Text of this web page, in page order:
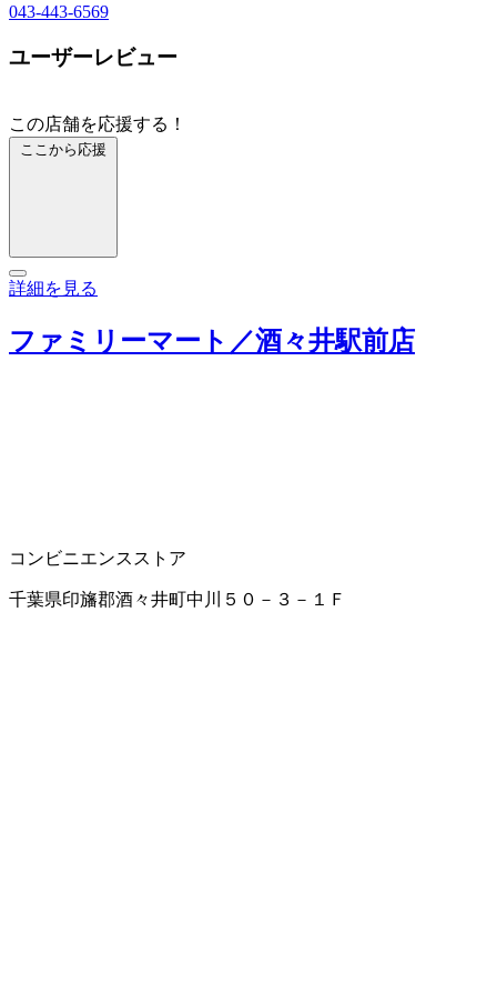
043-443-6569
ユーザーレビュー
この店舗を応援する！
ここから応援
詳細を見る
ファミリーマート／酒々井駅前店
コンビニエンスストア
千葉県印旛郡酒々井町中川５０－３－１Ｆ